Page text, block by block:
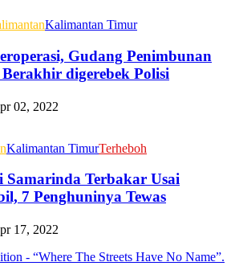
Kalimantan Timur
Gudang Penimbunan
digerebek Polisi
02, 2022
Kalimantan TimurTerheboh
Samarinda Terbakar Usai
7 Penghuninya Tewas
17, 2022